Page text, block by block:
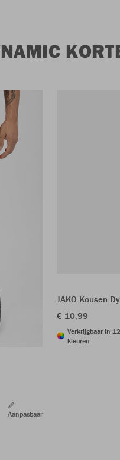
Aanpasbaar
JAKO Kousen
€ 10,99
Verkrijgbaar in
kleuren